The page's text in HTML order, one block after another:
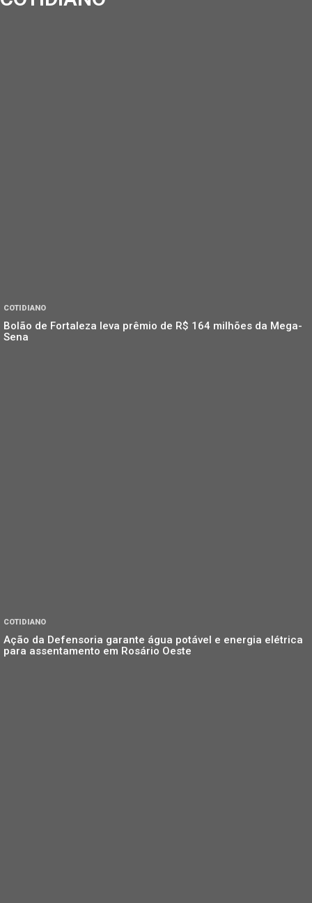
COTIDIANO
Bolão de Fortaleza leva prêmio de R$ 164 milhões da Mega-
Sena
COTIDIANO
Ação da Defensoria garante água potável e energia elétrica
para assentamento em Rosário Oeste